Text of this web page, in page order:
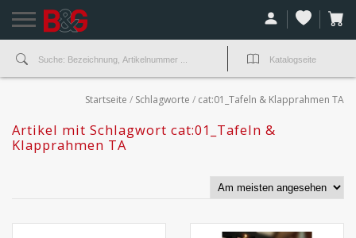
Startseite / Schlagworte / cat:01_Tafeln & Klapprahmen TA
Artikel mit Schlagwort cat:01_Tafeln &
Klapprahmen TA